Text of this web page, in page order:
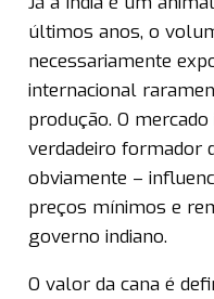
últimos anos, o
necessariamente
internacional
produção. O
verdadeiro formador
obviamente –
preços mínimos e
governo indiano.
O valor da cana é